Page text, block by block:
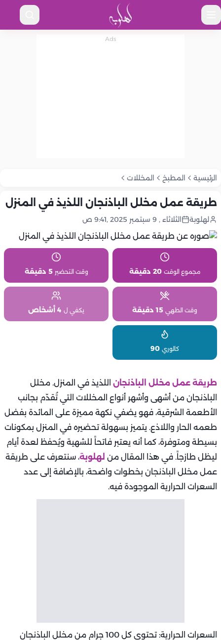
الرئيسية المطبخ المخللات
طريقة عمل مخلل الباذنجان اللذيذ في المنزل
لهلوبة الثلاثاء , 9 سبتمبر 2025 ,9:41 ص
مجموع الوقت 20 دقيقة وقت التحضير 5 دقيقة
وقت الطهي 15 دقيقة يكفي ل 4 أشخاص
كالوري 90
طريقة عمل مخلل الباذنجان اللذيذ في المنزل. مخلل
الباذنجان من أشهى وأشهر أنواع المخللات التي تُقدّم بجانب
الأطعمة الشرقية، فهو يضفي نكهة مميزة على المائدة بفضل
طعمه الحار واللاذع. يتميز بسهولة تحضيره في المنزل بمكونات
بسيطة ومتوفرة، كما أنه يعتبر فاتحاً للشهية ويُحفظ لعدة أيام
ليظل طازجاً. في هذا المقال من لهلوبة، سنتعرف على طريقة
عمل مخلل الباذنجان بخطوات واضحة، بالإضافة إلى عدد
السعرات الحرارية الموجودة فيه.
السعرات الحرارية: تحتوي كل 100 جرام من مخلل الباذنجان